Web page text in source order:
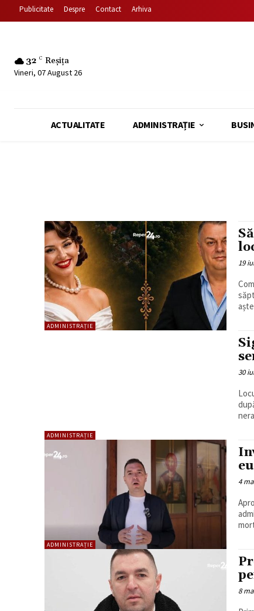
Publicitate Despre Contact Arhiva
32 C Reșița
Vineri, 07 August 26
ACTUALITATE ADMINISTRAȚIE
ADMINISTRAȚIE
19
ADMINISTRAȚIE
30
ADMINISTRAȚIE
4
8